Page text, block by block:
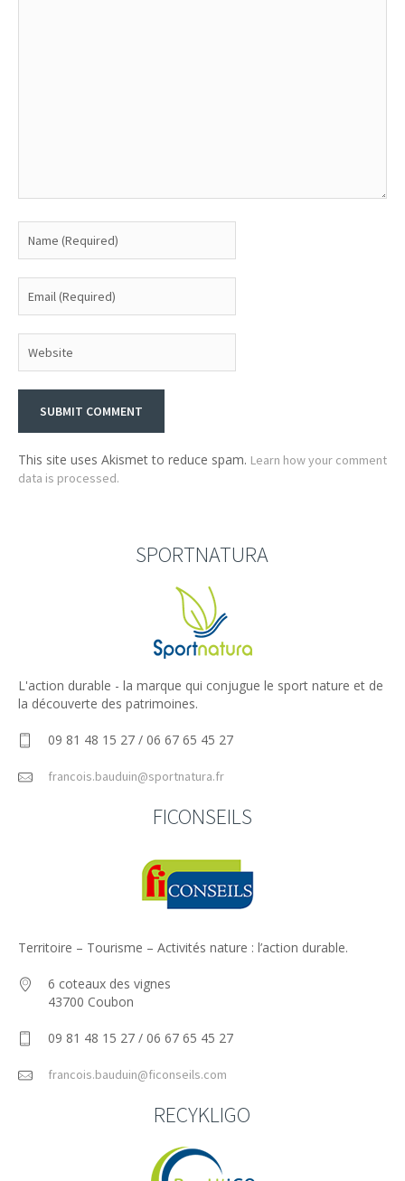
This site uses Akismet to reduce spam. Learn how your comment
data is processed.
SPORTNATURA
L'action durable - la marque qui conjugue le sport nature et de
la découverte des patrimoines.
09 81 48 15 27 / 06 67 65 45 27
francois.bauduin@sportnatura.fr
FICONSEILS
Territoire – Tourisme – Activités nature : l’action durable.
6 coteaux des vignes
43700 Coubon
09 81 48 15 27 / 06 67 65 45 27
francois.bauduin@ficonseils.com
RECYKLIGO